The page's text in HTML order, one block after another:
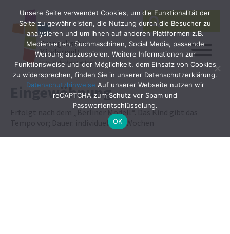
Search
for:
SEARCH
Eingewöhnung
Erfolgt nach dem „Berliner Modell“. Das Kind gibt das
Tempo vor; Dauer: individuell 4-6 Wochen
Unsere Seite verwendet Cookies, um die Funktionalität der
Seite zu gewährleisten, die Nutzung durch die Besucher zu
analysieren und um Ihnen auf anderen Plattformen z.B.
Medienseiten, Suchmaschinen, Social Media, passende
Werbung auszuspielen. Weitere Informationen zur
Funktionsweise und der Möglichkeit, dem Einsatz von Cookies
zu widersprechen, finden Sie in unserer Datenschutzerklärung.
Datenschutzhinweise Auf unserer Webseite nutzen wir
reCAPTCHA zum Schutz vor Spam und
Passwortentschlüsselung.
OK